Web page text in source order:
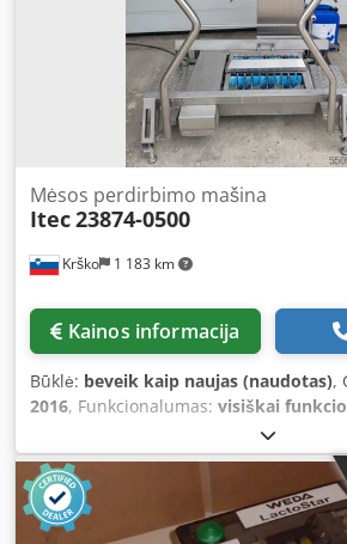
vietoje. Dkodpozmymuefx Acler
Krško 1 183 km
Mėsos perdirbimo mašina
Itec23874-0500
Kainos informacija
Būklė: beveik kaip naujas (naudotas),
2016, Funkcionalumas: visiškai
, įvesties srovės tipas:
dezinfekcinis barjeras, visiškai
išlaikytas, mažai naudotas įrenginys.
vokiškai ir buvusios Jugoslavijos
ir per „WhatsApp“. Djdpezn Uq Dofx